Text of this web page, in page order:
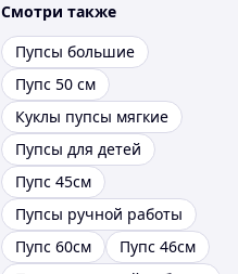
Смотри также
Пупсы большие
Пупс 50 см
Куклы пупсы мягкие
Пупсы для детей
Пупс 45см
Пупсы ручной работы
Пупс 60см
Пупс 46см